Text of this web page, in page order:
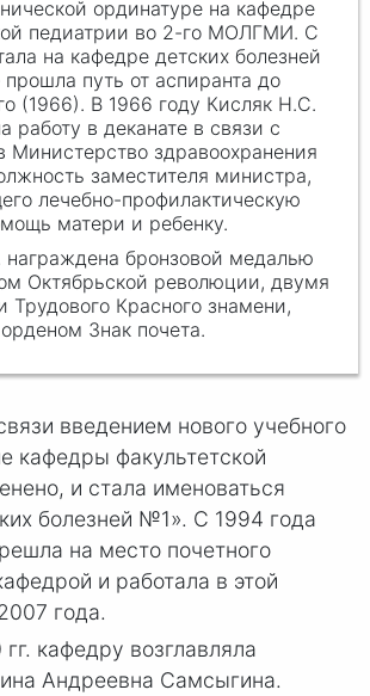
ординатуре на кафедре
педиатрии во 2-го МОЛГМИ. С
на кафедре детских болезней
путь от аспиранта до
(1966). В 1966 году Кисляк Н.С.
работу в деканате в связи с
Министерство здравоохранения
заместителя министра,
лечебно-профилактическую
матери и ребенку.
бронзовой медалью
Октябрьской революции, двумя
Трудового Красного знамени,
орденом Знак почета.
введением нового учебного
кафедры факультетской
и стала именоваться
болезней №1». С 1994 года
на место почетного
и работала в этой
года.
кафедру возглавляла
Андреевна Самсыгина.